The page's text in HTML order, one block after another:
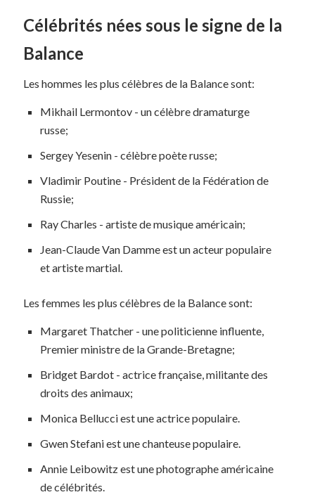
Célébrités nées sous le signe de la
Balance
Les hommes les plus célèbres de la Balance sont:
Mikhail Lermontov - un célèbre dramaturge
russe;
Sergey Yesenin - célèbre poète russe;
Vladimir Poutine - Président de la Fédération de
Russie;
Ray Charles - artiste de musique américain;
Jean-Claude Van Damme est un acteur populaire
et artiste martial.
Les femmes les plus célèbres de la Balance sont:
Margaret Thatcher - une politicienne influente,
Premier ministre de la Grande-Bretagne;
Bridget Bardot - actrice française, militante des
droits des animaux;
Monica Bellucci est une actrice populaire.
Gwen Stefani est une chanteuse populaire.
Annie Leibowitz est une photographe américaine
de célébrités.